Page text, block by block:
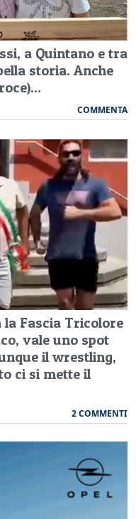
a Quintano e tra
storia. Anche
COMMENTA
la Fascia Tricolore
vale uno spot
il wrestling,
ci si mette il
2 COMMENTI